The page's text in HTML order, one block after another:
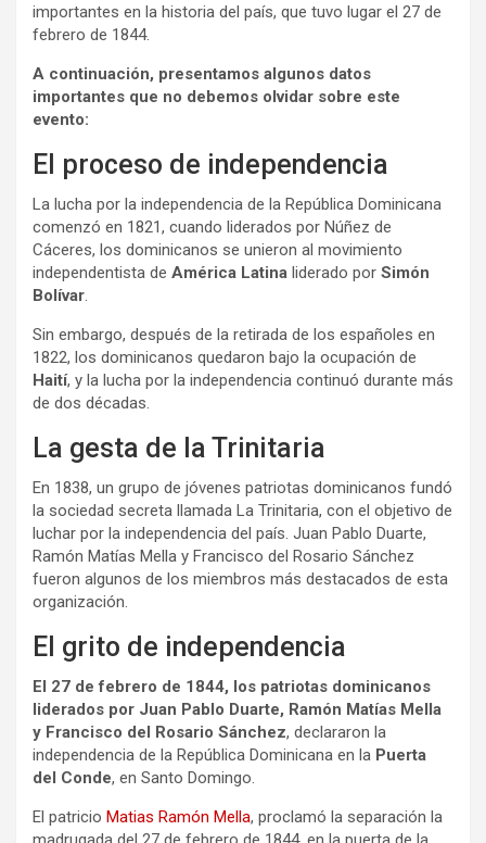
importantes en la historia del país, que tuvo lugar el 27 de
febrero de 1844.
A continuación, presentamos algunos datos
importantes que no debemos olvidar sobre este
evento:
El proceso de independencia
La lucha por la independencia de la República Dominicana
comenzó en 1821, cuando liderados por Núñez de
Cáceres, los dominicanos se unieron al movimiento
independentista de América Latina liderado por Simón
Bolívar.
Sin embargo, después de la retirada de los españoles en
1822, los dominicanos quedaron bajo la ocupación de
Haití, y la lucha por la independencia continuó durante más
de dos décadas.
La gesta de la Trinitaria
En 1838, un grupo de jóvenes patriotas dominicanos fundó
la sociedad secreta llamada La Trinitaria, con el objetivo de
luchar por la independencia del país. Juan Pablo Duarte,
Ramón Matías Mella y Francisco del Rosario Sánchez
fueron algunos de los miembros más destacados de esta
organización.
El grito de independencia
El 27 de febrero de 1844, los patriotas dominicanos
liderados por Juan Pablo Duarte, Ramón Matías Mella
y Francisco del Rosario Sánchez, declararon la
independencia de la República Dominicana en la Puerta
del Conde, en Santo Domingo.
El patricio Matias Ramón Mella, proclamó la separación la